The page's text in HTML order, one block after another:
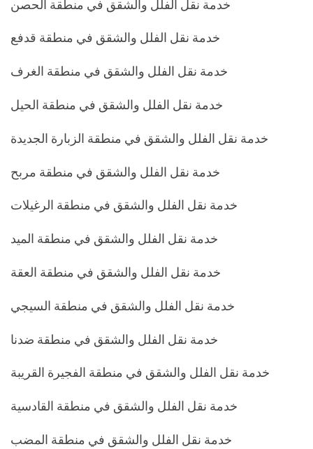
خدمة نقل الفلل والشقق في منطقة الحصن
خدمة نقل الفلل والشقق في منطقة قدفع
خدمة نقل الفلل والشقق في منطقة الغرف
خدمة نقل الفلل والشقق في منطقة الحيل
خدمة نقل الفلل والشقق في منطقة الزبارة الجديدة
خدمة نقل الفلل والشقق في منطقة مربح
خدمة نقل الفلل والشقق في منطقة الرغيلات
خدمة نقل الفلل والشقق في منطقة الميد
خدمة نقل الفلل والشقق في منطقة العقة
خدمة نقل الفلل والشقق في منطقة السيجي
خدمة نقل الفلل والشقق في منطقة ضدنا
خدمة نقل الفلل والشقق في منطقة الفجيرة القريبة
خدمة نقل الفلل والشقق في منطقة القادسية
خدمة نقل الفلل والشقق في منطقة المضب